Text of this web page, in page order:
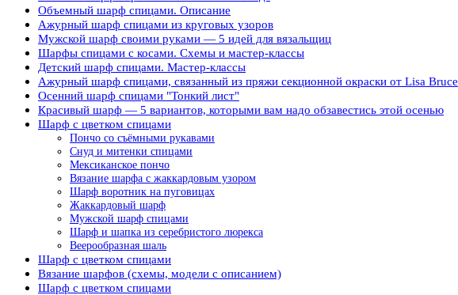
Объемный шарф спицами. Описание
Ажурный шарф спицами из круговых узоров
Мужской шарф своими руками — 5 идей для вязальщиц
Шарфы спицами с косами. Схемы и мастер-классы
Детский шарф спицами. Мастер-классы
Ажурный шарф спицами, связанный из пряжи секционной окраски от Lisa Bruce
Осенний шарф спицами "Тонкий лист"
Красивый шарф — 5 вариантов, которыми вам надо обзавестись этой осенью
Шарф с цветком спицами
Пончо со съёмными рукавами
Снуд и митенки спицами
Мексиканское пончо
Вязание шарфа с жаккардовым узором
Шарф воротник на пуговицах
Жаккардовый шарф
Мужской шарф спицами
Шарф и шапка из серебристого люрекса
Веерообразная шаль
Шарф с цветком спицами
Вязание шарфов (схемы, модели с описанием)
Шарф с цветком спицами